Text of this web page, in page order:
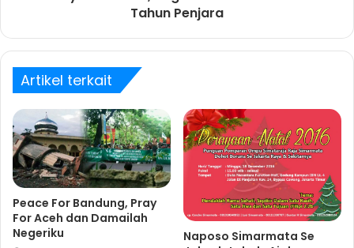
Tahun Penjara
Artikel terkait
Peace For Bandung, Pray
For Aceh dan Damailah
Negeriku
Naposo Simarmata Se